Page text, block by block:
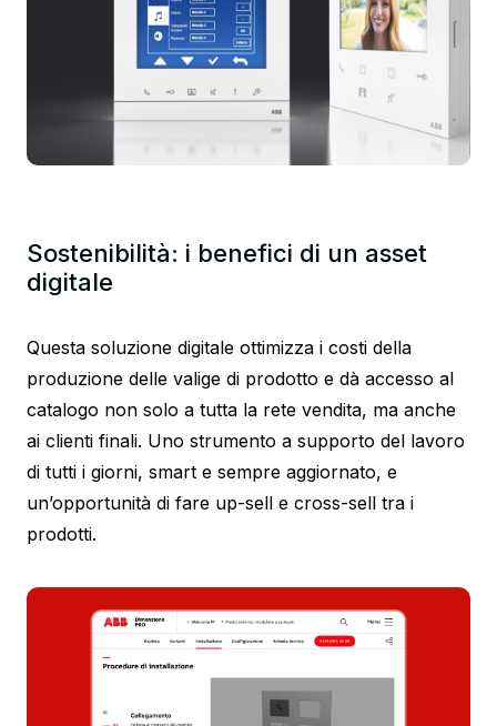
Sostenibilità: i benefici di un asset
digitale
Questa soluzione digitale ottimizza i costi della
produzione delle valige di prodotto e dà accesso al
catalogo non solo a tutta la rete vendita, ma anche
ai clienti finali. Uno strumento a supporto del lavoro
di tutti i giorni, smart e sempre aggiornato, e
un’opportunità di fare up-sell e cross-sell tra i
prodotti.